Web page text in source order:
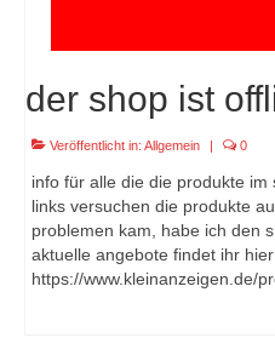
der shop ist
Veröffentlicht in: Allgemein 0
info für alle die die produkte
links versuchen die produkte
problemen kam, habe ich den
aktuelle angebote findet ihr
https://www.kleinanzeigen.de/